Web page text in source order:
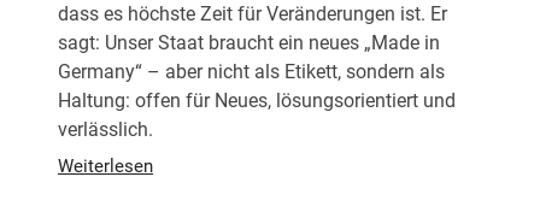
dass es höchste Zeit für Veränderungen ist. Er
sagt: Unser Staat braucht ein neues „Made in
Germany“ – aber nicht als Etikett, sondern als
Haltung: offen für Neues, lösungsorientiert und
verlässlich.
Weiterlesen